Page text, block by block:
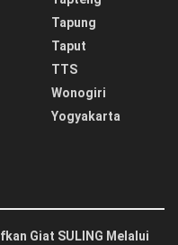
Tapung
Taput
TTS
Wonogiri
Yogyakarta
Giat SULING Melalui